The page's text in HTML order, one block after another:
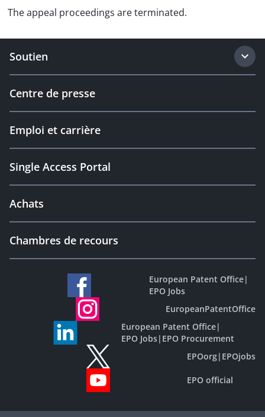
The appeal proceedings are terminated.
Soutien
Centre de presse
Emploi et carrière
Single Access Portal
Achats
Chambres de recours
European Patent Office|
EPO Jobs
EuropeanPatentOffice
European Patent Office|
EPO Jobs| EPO Procurement
EPOorg| EPOjobs
EPO official